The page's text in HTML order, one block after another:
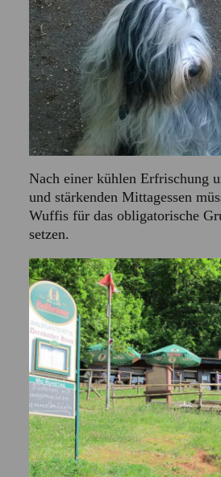
Nach einer kühlen Erfrischung
und stärkenden Mittagessen
Wuffis für das obligatorische
setzen.